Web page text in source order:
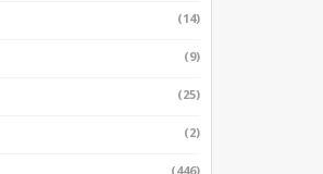
(14)
(9)
(25)
(2)
(446)